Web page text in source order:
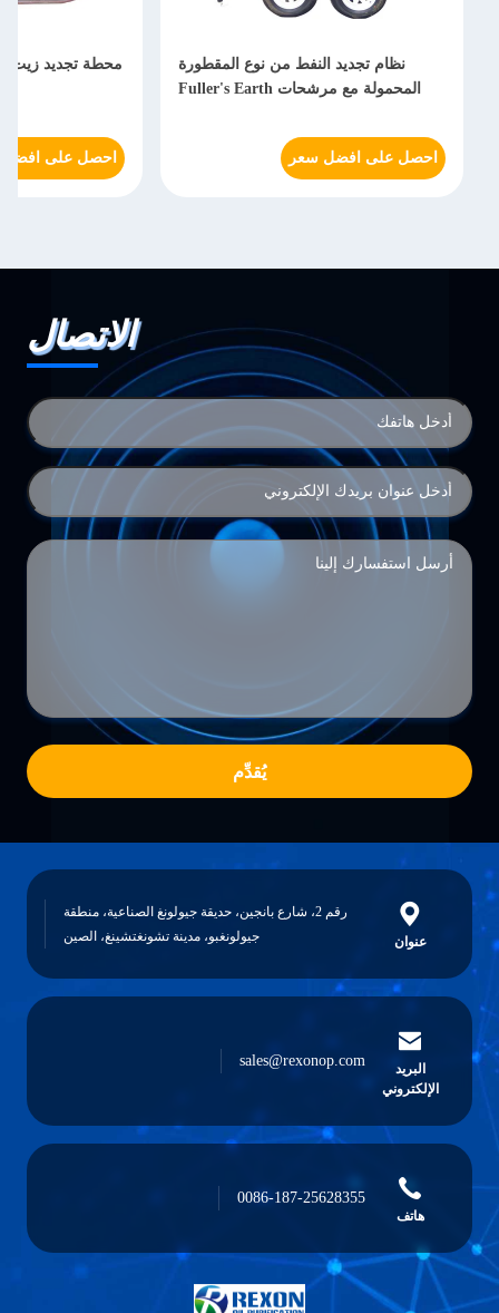
نظام تجديد النفط من نوع المقطورة
المحمولة مع مرشحات Fuller's Earth
احصل على افضل سعر احصل على
الاتصال
يُقدِّم
عنوان
رقم 2، شارع بانجين، حديقة جيولونغ الصناعية، منطقة
جيولونغبو، مدينة تشونغتشينغ، الصين
البريد
الإلكتروني
sales@rexonop.com
هاتف
0086-187-25628355